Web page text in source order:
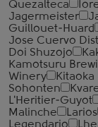
Quezalteca
Jagermeister
Guillouet-Huard
Jose Cuervo
Doi Shuzojo
Kamotsuru
Winery
Sohonten
L'Heritier-Guyot
Malinche
Larios